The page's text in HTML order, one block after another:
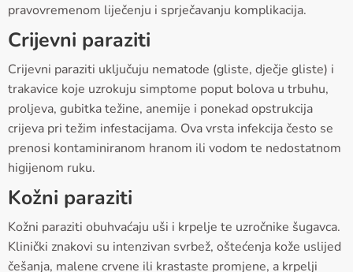
pravovremenom liječenju i sprječavanju komplikacija.
Crijevni paraziti
Crijevni paraziti uključuju nematode (gliste, dječje gliste) i
trakavice koje uzrokuju simptome poput bolova u trbuhu,
proljeva, gubitka težine, anemije i ponekad opstrukcija
crijeva pri težim infestacijama. Ova vrsta infekcija često se
prenosi kontaminiranom hranom ili vodom te nedostatnom
higijenom ruku.
Kožni paraziti
Kožni paraziti obuhvaćaju uši i krpelje te uzročnike šugavca.
Klinički znakovi su intenzivan svrbež, oštećenja kože uslijed
češanja, malene crvene ili krastaste promjene, a krpelji